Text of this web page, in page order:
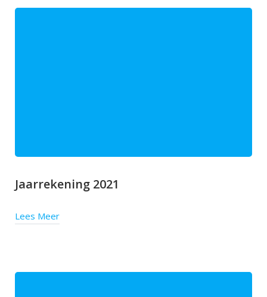
Jaarrekening 2021
Lees Meer